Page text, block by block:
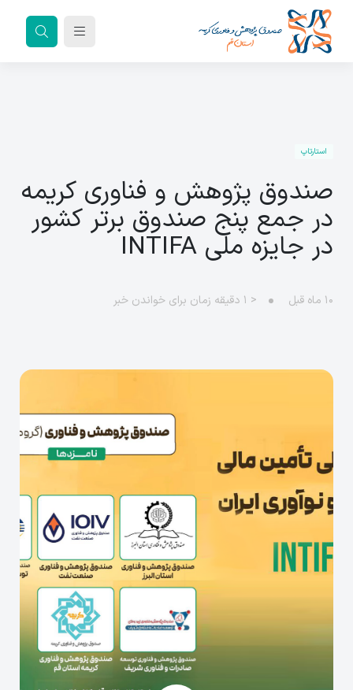
استارتاپ
صندوق پژوهش و فناوری کریمه
در جمع پنج صندوق برتر کشور
در جایزه ملی INTIFA
۱۰ ماه قبل < ۱ دقیقه زمان برای خواندن خبر